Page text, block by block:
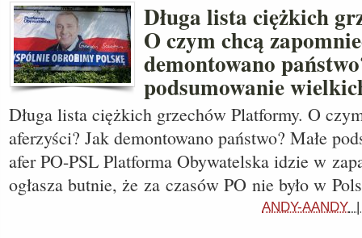
Długa lista ciężkich
O czym chcą
demontowano
podsumowanie
Długa lista ciężkich grzechów Platformy. O
aferzyści? Jak demontowano państwo? Małe
afer PO-PSL Platforma Obywatelska idzie w
ogłasza butnie, że za czasów PO nie było w
ANDY-AANDY